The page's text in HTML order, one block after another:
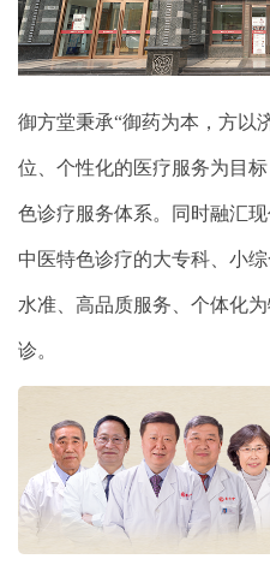
御方堂秉承“御药为本，方以
位、个性化的医疗服务为目
色诊疗服务体系。同时融汇
中医特色诊疗的大专科、小
水准、高品质服务、个体化
诊。